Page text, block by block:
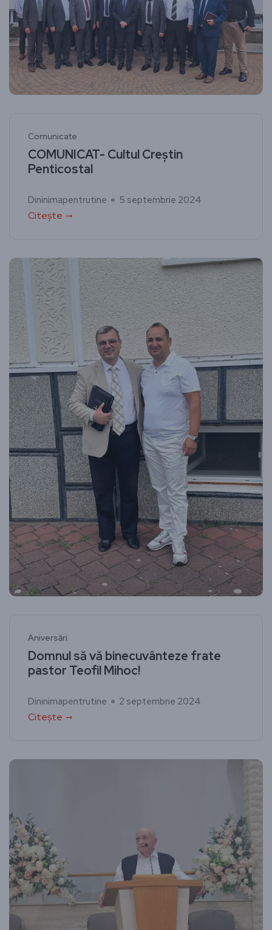
Comunicate
COMUNICAT- Cultul Creștin
Penticostal
Dininimapentrutine 5 septembrie 2024
Citește
Aniversări
Domnul să vă binecuvânteze frate
pastor Teofil Mihoc!
Dininimapentrutine 2 septembrie 2024
Citește